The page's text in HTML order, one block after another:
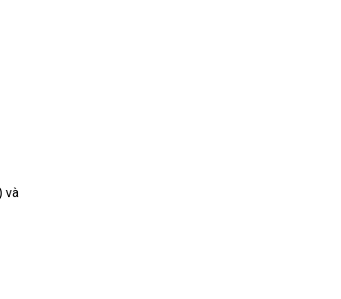
và